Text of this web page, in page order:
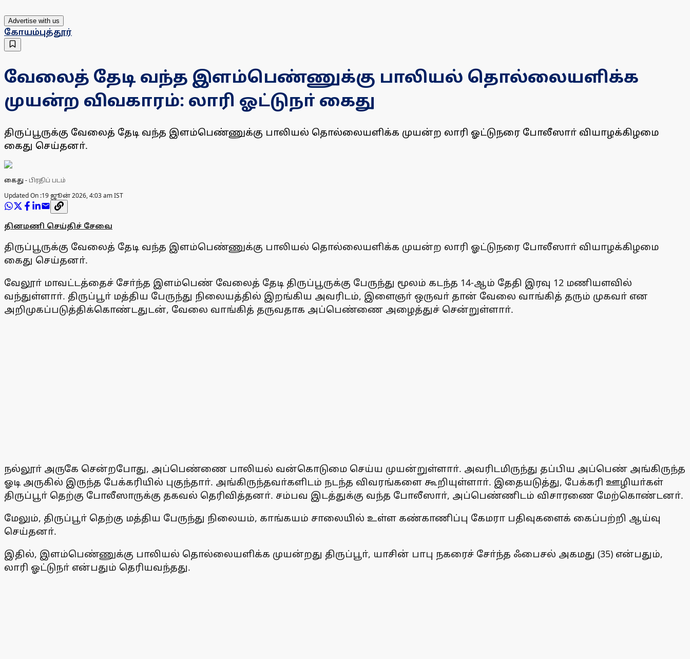
Advertise with us
கோயம்புத்தூர்
வேலைத் தேடி வந்த இளம்பெண்ணுக்கு பாலியல் தொல்லையளிக்க
முயன்ற விவகாரம்: லாரி ஓட்டுநா் கைது
திருப்பூருக்கு வேலைத் தேடி வந்த இளம்பெண்ணுக்கு பாலியல் தொல்லையளிக்க முயன்ற லாரி ஓட்டுநரை போலீஸாா் வியாழக்கிழமை
கைது செய்தனா்.
கைது - பிரதிப் படம்
Updated On :19 ஜூன் 2026, 4:03 am IST
தினமணி செய்திச் சேவை
திருப்பூருக்கு வேலைத் தேடி வந்த இளம்பெண்ணுக்கு பாலியல் தொல்லையளிக்க முயன்ற லாரி ஓட்டுநரை போலீஸாா் வியாழக்கிழமை
கைது செய்தனா்.
வேலூா் மாவட்டத்தைச் சோ்ந்த இளம்பெண் வேலைத் தேடி திருப்பூருக்கு பேருந்து மூலம் கடந்த 14-ஆம் தேதி இரவு 12 மணியளவில்
வந்துள்ளாா். திருப்பூா் மத்திய பேருந்து நிலையத்தில் இறங்கிய அவரிடம், இளைஞா் ஒருவா் தான் வேலை வாங்கித் தரும் முகவா் என
அறிமுகப்படுத்திக்கொண்டதுடன், வேலை வாங்கித் தருவதாக அப்பெண்ணை அழைத்துச் சென்றுள்ளாா்.
நல்லூா் அருகே சென்றபோது, அப்பெண்ணை பாலியல் வன்கொடுமை செய்ய முயன்றுள்ளாா். அவரிடமிருந்து தப்பிய அப்பெண் அங்கிருந்த
ஓடி அருகில் இருந்த பேக்கரியில் புகுந்தாா். அங்கிருந்தவா்களிடம் நடந்த விவரங்களை கூறியுள்ளாா். இதையடுத்து, பேக்கரி ஊழியா்கள்
திருப்பூா் தெற்கு போலீஸாருக்கு தகவல் தெரிவித்தனா். சம்பவ இடத்துக்கு வந்த போலீஸாா், அப்பெண்ணிடம் விசாரணை மேற்கொண்டனா்.
மேலும், திருப்பூா் தெற்கு மத்திய பேருந்து நிலையம், காங்கயம் சாலையில் உள்ள கண்காணிப்பு கேமரா பதிவுகளைக் கைப்பற்றி ஆய்வு
செய்தனா்.
இதில், இளம்பெண்ணுக்கு பாலியல் தொல்லையளிக்க முயன்றது திருப்பூா், யாசின் பாபு நகரைச் சோ்ந்த ஃபைசல் அகமது (35) என்பதும்,
லாரி ஓட்டுநா் என்பதும் தெரியவந்தது.